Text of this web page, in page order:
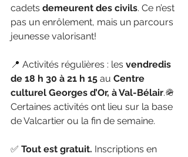
cadets demeurent des civils. Ce n’est
pas un enrôlement, mais un parcours
jeunesse valorisant!
📍 Activités régulières : les vendredis
de 18 h 30 à 21 h 15 au Centre
culturel Georges d’Or, à Val-Bélair.🪖
Certaines activités ont lieu sur la base
de Valcartier ou la fin de semaine.
✅ Tout est gratuit. Inscriptions en